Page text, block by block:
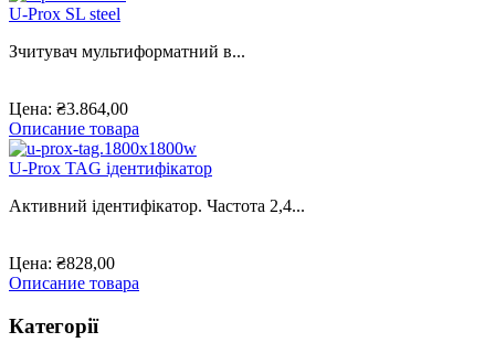
U-Prox SL steel
Зчитувач мультиформатний в...
Цена: ₴3.864,00
Описание товара
U-Prox TAG ідентифікатор
Активний ідентифікатор. Частота 2,4...
Цена: ₴828,00
Описание товара
Категорії